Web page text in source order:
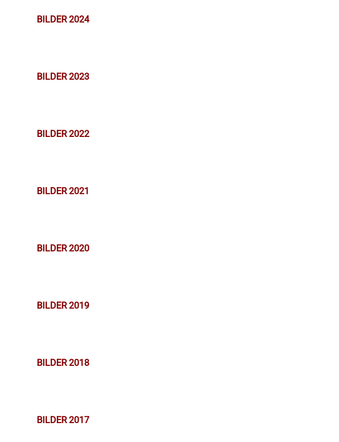
BILDER 2024
BILDER 2023
BILDER 2022
BILDER 2021
BILDER 2020
BILDER 2019
BILDER 2018
BILDER 2017